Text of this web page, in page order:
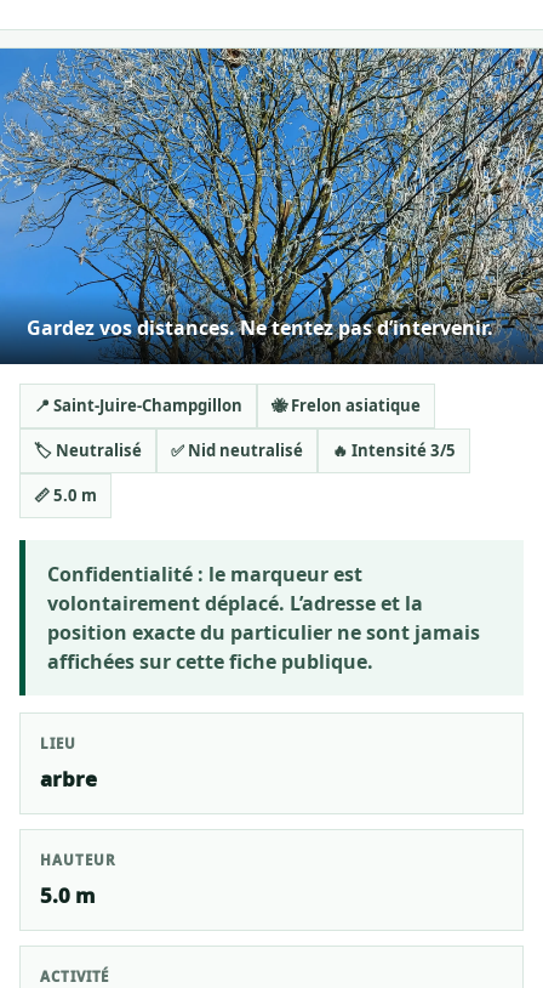
Gardez vos distances. Ne tentez pas d’intervenir.
📍 Saint-Juire-Champgillon 🐝 Frelon asiatique
🏷️ Neutralisé ✅ Nid neutralisé 🔥 Intensité 3/5
📏 5.0 m
Confidentialité : le marqueur est
volontairement déplacé. L’adresse et la
position exacte du particulier ne sont jamais
affichées sur cette fiche publique.
LIEU
arbre
HAUTEUR
5.0 m
ACTIVITÉ